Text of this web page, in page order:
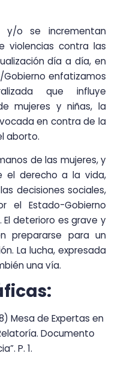
y/o se incrementan
violencias contra las
día a día, en
Gobierno enfatizamos
que influye
mujeres y niñas, la
en contra de la
aborto.
de las mujeres, y
el derecho a la vida,
decisiones sociales,
el Estado-Gobierno
deterioro es grave y
prepararse para un
La lucha, expresada
una vía.
Mesa de Expertas en
Documento
P. 1.